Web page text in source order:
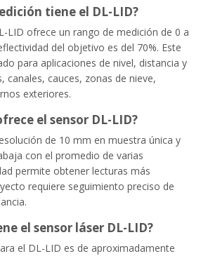
tiene el DL-LID?
LID ofrece un rango de medición de 0 a
del objetivo es del 70%. Este
para aplicaciones de nivel, distancia y
canales, cauces, zonas de nieve,
exteriores.
el sensor DL-LID?
de 10 mm en muestra única y
con el promedio de varias
permite obtener lecturas más
requiere seguimiento preciso de
el sensor láser DL-LID?
el DL-LID es de aproximadamente